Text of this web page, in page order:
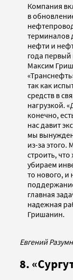
Компания
в
терминалов
нефти и
года
Максим
так как
средств в
нагрузкой.
конечно,
нас давит
мы
из-за
строить,
убираем
то нового, и
главная
надежная
Гришанин.
Евгений
8.